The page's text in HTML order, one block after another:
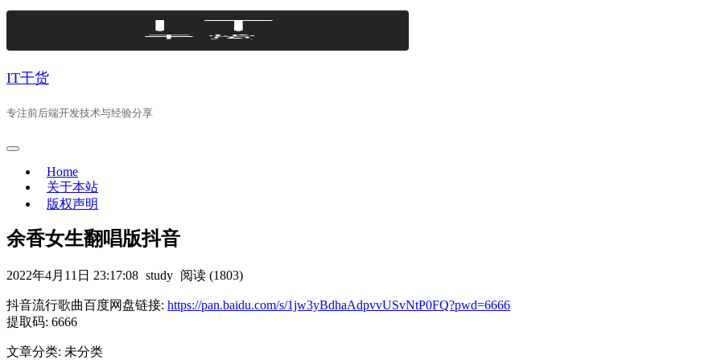
Skip
IT干货
专注前后端开发技术与经验分享
Home
关于本站
版权声明
余香女生翻唱版抖音
2022年4月11日 23:17:08 study 阅读 (1803)
抖音流行歌曲百度网盘链接: https://pan.baidu.com/s/1jw3yBdhaAdpvvUSvNtP0FQ?pwd=6666
提取码: 6666
文章分类: 未分类